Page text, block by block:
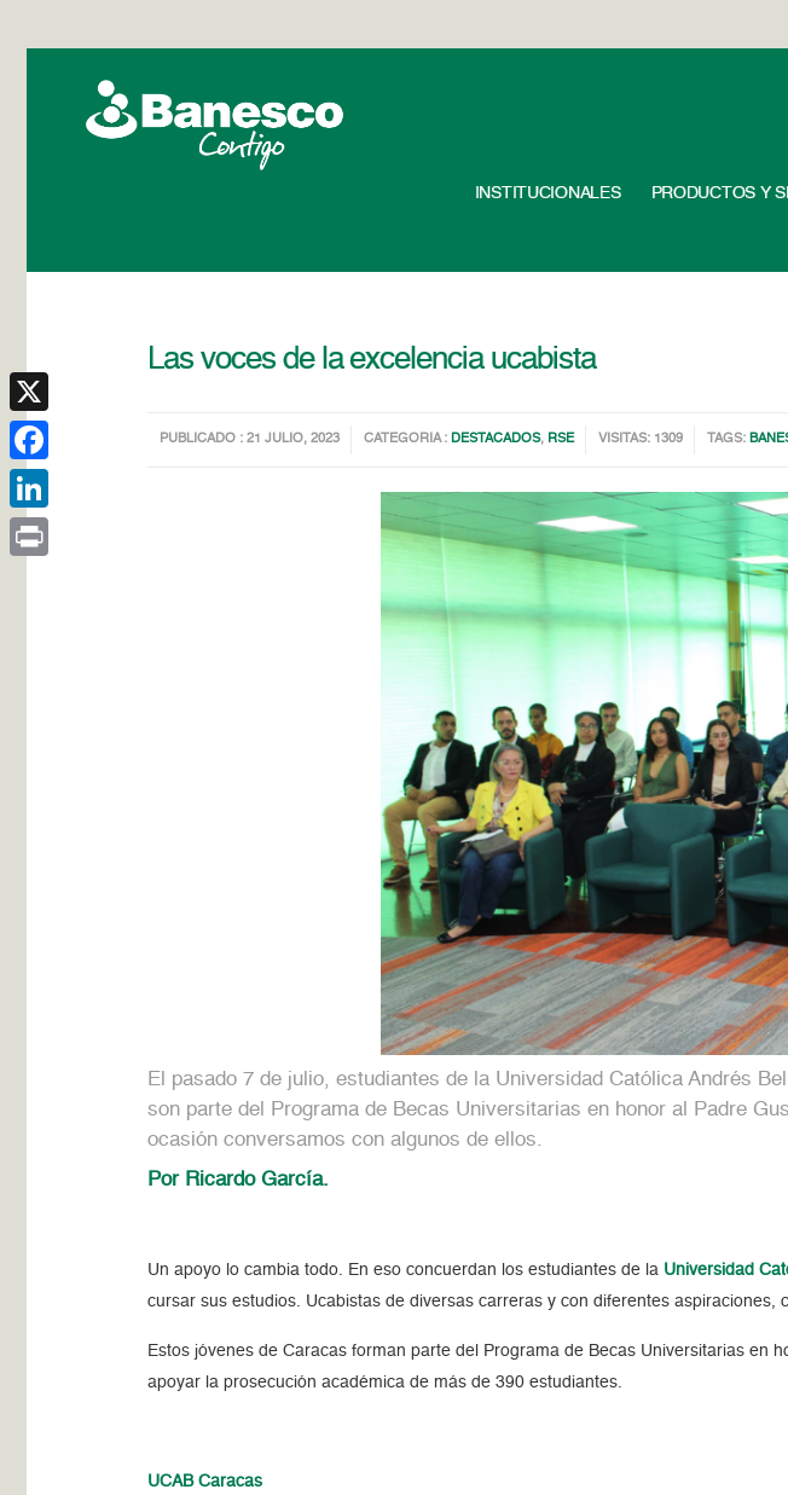
INSTITUCIONALES PRODUCTOS Y
Las voces de la excelencia ucabista
PUBLICADO : 21 JULIO, 2023 CATEGORIA : DESTACADOS, RSE VISITAS: 1309 TAGS:
El pasado 7 de julio, estudiantes de la Universidad Católica Andrés
son parte del Programa de Becas Universitarias en honor al Padre
ocasión conversamos con algunos de ellos.
Por Ricardo García.
Un apoyo lo cambia todo. En eso concuerdan los estudiantes de la Universidad
cursar sus estudios. Ucabistas de diversas carreras y con diferentes
Estos jóvenes de Caracas forman parte del Programa de Becas Universitarias en
apoyar la prosecución académica de más de 390 estudiantes.
UCAB Caracas
X
Facebook
LinkedIn